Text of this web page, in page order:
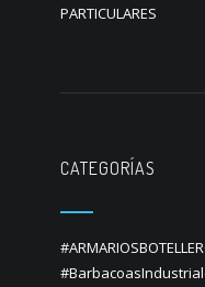
PARTICULARES
CATEGORÍAS